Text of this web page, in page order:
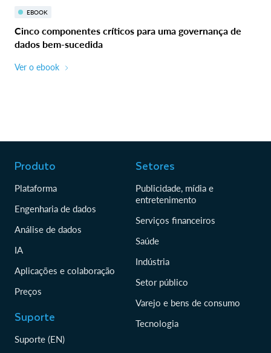
EBOOK
Cinco componentes críticos para uma governança de
dados bem-sucedida
Ver o ebook
Produto
Plataforma
Engenharia de dados
Análise de dados
IA
Aplicações e colaboração
Preços
Suporte
Suporte (EN)
Setores
Publicidade, mídia e
entretenimento
Serviços financeiros
Saúde
Indústria
Setor público
Varejo e bens de consumo
Tecnologia